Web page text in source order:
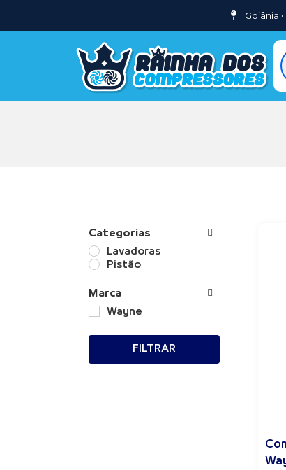
Goiânia
Categorias
Lavadoras
Pistão
Marca
Wayne
FILTRAR